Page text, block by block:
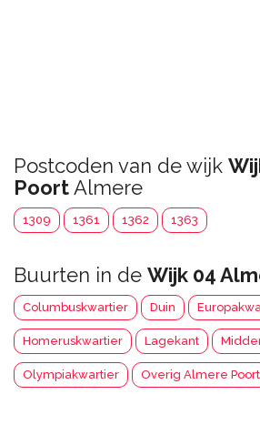
Postcoden van de wijk
PoortAlmere
1309 1361 1362 1363
Buurten in de Wijk 04
Columbuskwartier Duin
Homeruskwartier Lagekant
Olympiakwartier Overig Almere Poort